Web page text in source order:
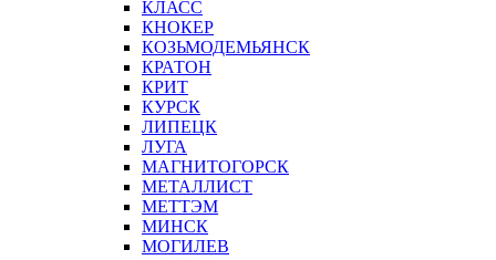
КЛАСС
КНОКЕР
КОЗЬМОДЕМЬЯНСК
КРАТОН
КРИТ
КУРСК
ЛИПЕЦК
ЛУГА
МАГНИТОГОРСК
МЕТАЛЛИСТ
МЕТТЭМ
МИНСК
МОГИЛЕВ